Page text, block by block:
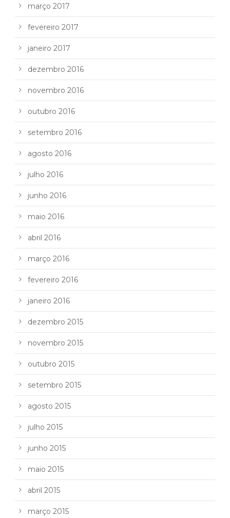
março 2017
fevereiro 2017
janeiro 2017
dezembro 2016
novembro 2016
outubro 2016
setembro 2016
agosto 2016
julho 2016
junho 2016
maio 2016
abril 2016
março 2016
fevereiro 2016
janeiro 2016
dezembro 2015
novembro 2015
outubro 2015
setembro 2015
agosto 2015
julho 2015
junho 2015
maio 2015
abril 2015
março 2015